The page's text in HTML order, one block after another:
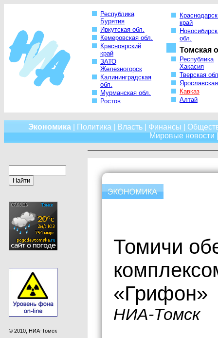
Республика
Бурятия
Иркутская обл.
Кемеровская обл.
Красноярский
край
ЗАТО
Железногорск
Калининградская
обл.
Мурманская обл.
Ростов
край
обл.
Томская
Республика
Хакасия
Тверская
Кавказ
Алтай
Экономика| Политика Власть| Финансы
Мировые новости
© 2010, НИА-Томск
Томичи
«Грифон»
НИА-Томск